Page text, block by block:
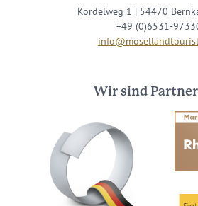
Kordelweg 1 | 54470
+49 (0)6531-
Wir sind